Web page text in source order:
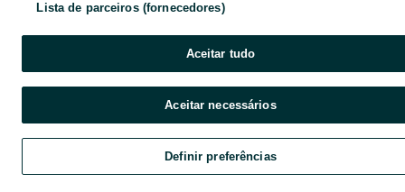
Explorar Favoritos Vender Chat
Lista de parceiros (fornecedores)
Aceitar tudo
Aceitar necessários
Definir preferências